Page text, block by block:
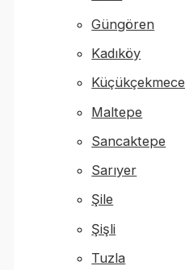
Güngören
Kadıköy
Küçükçekmece
Maltepe
Sancaktepe
Sarıyer
Şile
Şişli
Tuzla